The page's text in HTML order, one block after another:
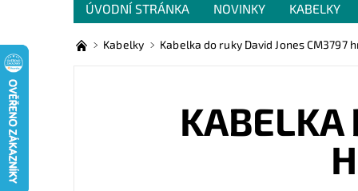
ÚVODNÍ STRÁNKA NOVINKY
KABELKY
OBCHODNÍ PODMÍNKY
GDPR NAPIŠTE
Kabelky Kabelka do ruky David Jones CM3797
KABELKA